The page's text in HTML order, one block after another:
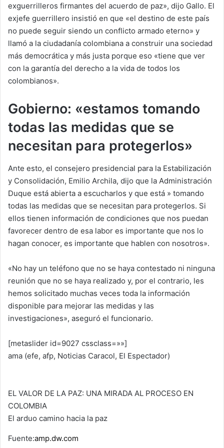
exguerrilleros firmantes del acuerdo de paz», dijo Gallo. El
exjefe guerrillero insistió en que «el destino de este país
no puede seguir siendo un conflicto armado eterno» y
llamó a la ciudadanía colombiana a construir una sociedad
más democrática y más justa porque eso «tiene que ver
con la garantía del derecho a la vida de todos los
colombianos».
Gobierno: «estamos tomando
todas las medidas que se
necesitan para protegerlos»
Ante esto, el consejero presidencial para la Estabilización
y Consolidación, Emilio Archila, dijo que la Administración
Duque está abierta a escucharlos y que está » tomando
todas las medidas que se necesitan para protegerlos. Si
ellos tienen información de condiciones que nos puedan
favorecer dentro de esa labor es importante que nos lo
hagan conocer, es importante que hablen con nosotros».
«No hay un teléfono que no se haya contestado ni ninguna
reunión que no se haya realizado y, por el contrario, les
hemos solicitado muchas veces toda la información
disponible para mejorar las medidas y las
investigaciones», aseguró el funcionario.
[metaslider id=9027 cssclass=»»]
ama (efe, afp, Noticias Caracol, El Espectador)
EL VALOR DE LA PAZ: UNA MIRADA AL PROCESO EN
COLOMBIA
El arduo camino hacia la paz
Fuente:amp.dw.com